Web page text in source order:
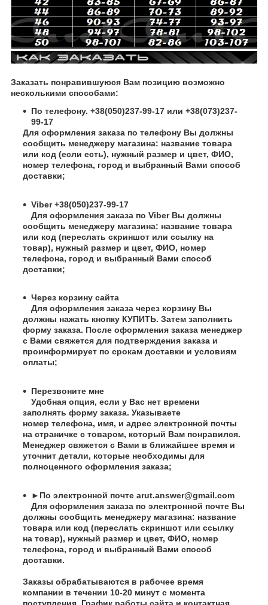
Заказать понравившуюся Вам позицию возможно
несколькими способами:
По телефону. +38(050)237-99-17 или +38(073)237-
99-17
Для оформления заказа по телефону Вы должны
сообщить менеджеру магазина: название товара
или код (если есть), нужный размер и цвет, ФИО,
номер телефона, город и выбранный Вами способ
доставки;
Viber +38(050)237-99-17
Для оформления заказа по Viber Вы должны
сообщить менеджеру магазина: название товара
или код (переслать скриншот или ссылку на
товар), нужный размер и цвет, ФИО, номер
телефона, город и выбранный Вами способ
доставки;
Через корзину сайта
Для оформления заказа через корзину Вы
должны нажать кнопку КУПИТЬ. Затем заполнить
форму заказа. После оформления заказа менеджер
с Вами свяжется для подтверждения заказа и
проинформирует по срокам доставки и условиям
оплаты;
Перезвоните мне
Удобная опция, если у Вас нет времени
заполнять форму заказа. Указываете
номер телефона, имя, и адрес электронной почты
на страничке с товаром, который Вам понравился.
Менеджер свяжется с Вами в ближайшее время и
уточнит детали, которые необходимы для
полноценного оформления заказа;
►По электронной почте arut.answer@gmail.com
Для оформления заказа по электронной почте Вы
должны сообщить менеджеру магазина: название
товара или код (переслать скриншот или ссылку
на товар), нужный размер и цвет, ФИО, номер
телефона, город и выбранный Вами способ
доставки.
Заказы обрабатываются в рабочее время
компании в течении 10-20 минут с момента